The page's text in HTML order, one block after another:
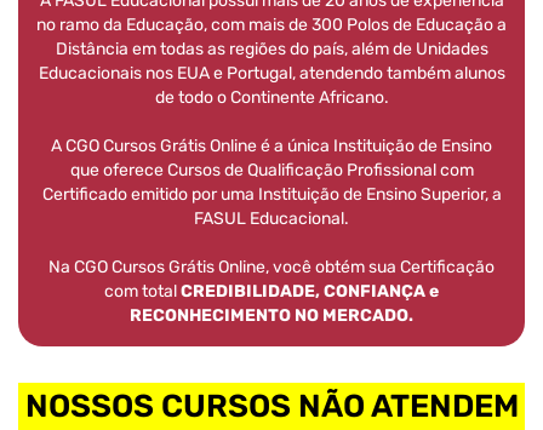
no ramo da Educação, com mais de 300 Polos de Educação a
Distância em todas as regiões do país, além de Unidades
Educacionais nos EUA e Portugal, atendendo também alunos
de todo o Continente Africano.
A CGO Cursos Grátis Online é a única Instituição de Ensino
que oferece Cursos de Qualificação Profissional com
Certificado emitido por uma Instituição de Ensino Superior, a
FASUL Educacional.
Na CGO Cursos Grátis Online, você obtém sua Certificação
com totalCREDIBILIDADE, CONFIANÇA e
RECONHECIMENTO NO MERCADO.
NOSSOS CURSOS NÃO ATENDEM